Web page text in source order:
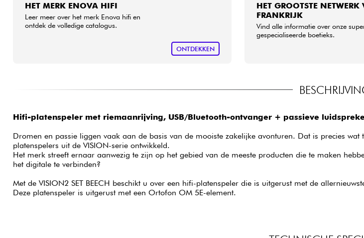
HET MERK ENOVA HIFI
Leer meer over het merk Enova hifi en
ontdek de volledige catalogus.
ONTDEKKEN
HET GROOTSTE
FRANKRIJK
Vind alle informatie over onze
gespecialiseerde boetieks.
Hifi-platenspeler met riemaanrijving, USB/Bluetooth-ontvanger + passieve
Dromen en passie liggen vaak aan de basis van de mooiste zakelijke avonturen. Dat is precies
platenspelers uit de VISION-serie ontwikkeld.
Het merk streeft ernaar aanwezig te zijn op het gebied van de meeste producten die te maken
het digitale te verbinden?
Met de VISION2 SET BEECH beschikt u over een hifi-platenspeler die is uitgerust met de
Deze platenspeler is uitgerust met een Ortofon OM 5E-element.